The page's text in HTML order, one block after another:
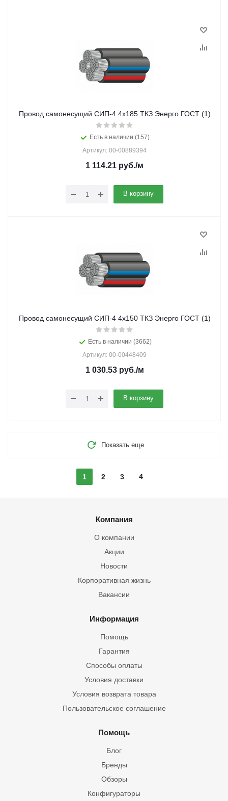
Провод самонесущий СИП-4 4х185 ТКЗ Энерго ГОСТ (1)
Есть в наличии (157)
Артикул: 00-00889394
1 114.21 руб./м
В корзину
Провод самонесущий СИП-4 4х150 ТКЗ Энерго ГОСТ (1)
Есть в наличии (3662)
Артикул: 00-00448409
1 030.53руб./м
В корзину
Показать еще
1 2 3 4
Компания
О компании
Акции
Новости
Корпоративная жизнь
Вакансии
Информация
Помощь
Гарантия
Способы оплаты
Условия доставки
Условия возврата товара
Пользовательское соглашение
Помощь
Блог
Бренды
Обзоры
Конфигураторы